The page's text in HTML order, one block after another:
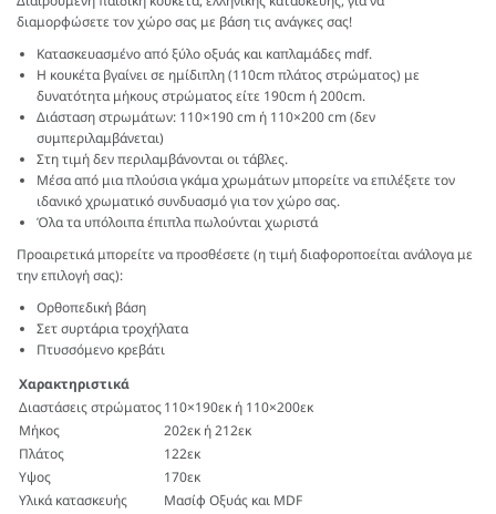
διαμορφώσετε τον χώρο σας με βάση τις ανάγκες σας!
Κατασκευασμένο από ξύλο οξυάς και καπλαμάδες mdf.
Η κουκέτα βγαίνει σε ημίδιπλη (110cm πλάτος στρώματος) με
δυνατότητα μήκους στρώματος είτε 190cm ή 200cm.
Διάσταση στρωμάτων: 110×190 cm ή 110×200 cm (δεν
συμπεριλαμβάνεται)
Στη τιμή δεν περιλαμβάνονται οι τάβλες.
Μέσα από μια πλούσια γκάμα χρωμάτων μπορείτε να επιλέξετε τον
ιδανικό χρωματικό συνδυασμό για τον χώρο σας.
Όλα τα υπόλοιπα έπιπλα πωλούνται χωριστά
Προαιρετικά μπορείτε να προσθέσετε (η τιμή διαφοροποείται ανάλογα με
την επιλογή σας):
Ορθοπεδική βάση
Σετ συρτάρια τροχήλατα
Πτυσσόμενο κρεβάτι
Χαρακτηριστικά
Διαστάσεις στρώματος 110×190εκ ή 110×200εκ
Μήκος
202εκ ή 212εκ
Πλάτος
122εκ
Υψος
170εκ
Υλικά κατασκευής
Μασίφ Οξυάς και MDF